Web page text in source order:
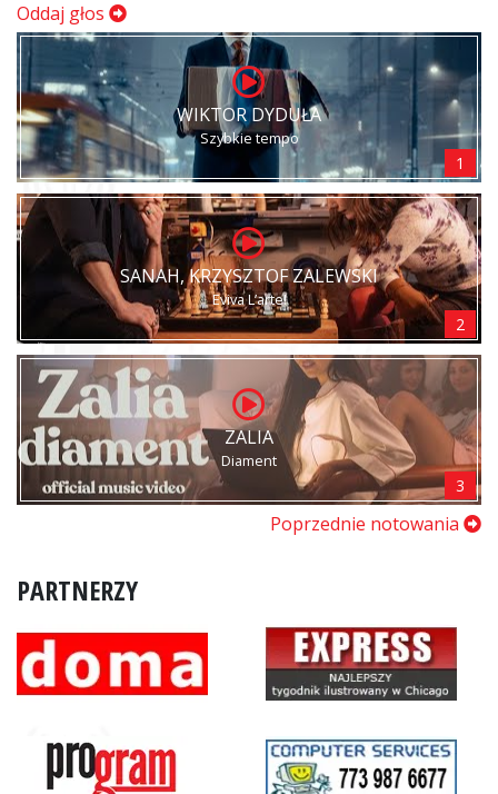
Oddaj głos
WIKTOR DYDUŁA
Szybkie tempo
1
SANAH, KRZYSZTOF ZALEWSKI
Eviva L’arte!
2
ZALIA
Diament
3
Poprzednie notowania
PARTNERZY